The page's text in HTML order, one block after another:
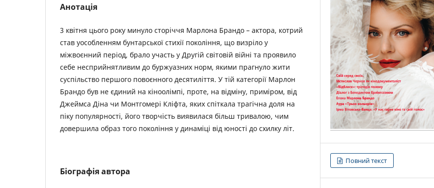
Анотація
3 квітня цього року минуло сторіччя Марлона Брандо – актора, котрий
став уособленням бунтарської стихії покоління, що визріло у
міжвоєнний період, брало участь у Другій світовій війні та проявило
себе несприйнятливим до буржуазних норм, якими прагнуло жити
суспільство першого повоєнного десятиліття. У тій категорії Марлон
Брандо був не єдиний на кіноолімпі, проте, на відміну, приміром, від
Джеймса Діна чи Монтгомері Кліфта, яких спіткала трагічна доля на
піку популярності, його творчість виявилася більш тривалою, чим
довершила образ того покоління у динаміці від юності до схилку літ.
Біографія автора
Повний текст